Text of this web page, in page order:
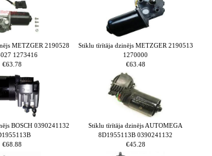
METZGER 2190528
1273416
€63.78
Stiklu tīrītāja dzinējs METZGER 2190513
1270000
€63.48
BOSCH 0390241132
€68.88
Stiklu tīrītāja dzinējs AUTOMEGA
8D1955113B 0390241132
€45.28